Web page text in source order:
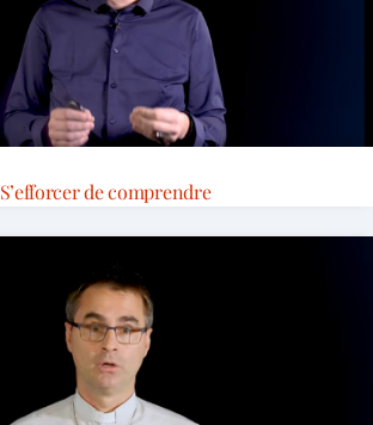
S’efforcer de comprendre